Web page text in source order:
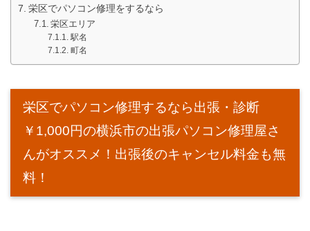
栄区でパソコン修理をするなら
栄区エリア
駅名
町名
栄区でパソコン修理するなら出張・診断
￥1,000円の横浜市の出張パソコン修理屋さ
んがオススメ！出張後のキャンセル料金も無
料！